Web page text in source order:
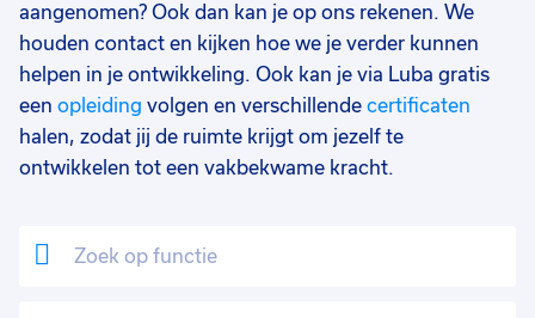
aangenomen? Ook dan kan je op ons rekenen. We
houden contact en kijken hoe we je verder kunnen
helpen in je ontwikkeling. Ook kan je via Luba gratis
een opleiding volgen en verschillende certificaten
halen, zodat jij de ruimte krijgt om jezelf te
ontwikkelen tot een vakbekwame kracht.